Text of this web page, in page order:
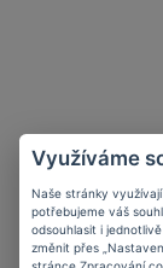
Využíváme
Naše stránky
potřebujeme váš
odsouhlasit i
změnit přes